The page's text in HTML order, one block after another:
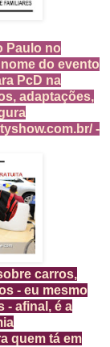
Paulo no
do evento
PcD na
adaptações,
-
carros,
- eu mesmo
- afinal, é a
quem tá em